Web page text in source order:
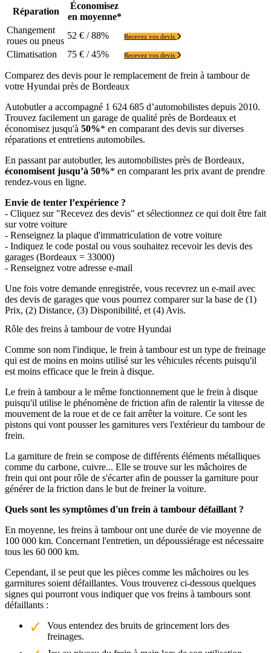
Réparation
Économisez
en moyenne*
Changement
roues ou pneus
52 € / 88% Recevez vos devis
Climatisation 75 € / 45% Recevez vos devis
Comparez des devis pour le remplacement de frein à tambour de
votre Hyundai près de Bordeaux
Autobutler a accompagné 1 624 685 d’automobilistes depuis 2010.
Trouvez facilement un garage de qualité près de Bordeaux et
économisez jusqu'à 50%* en comparant des devis sur diverses
réparations et entretiens automobiles.
En passant par autobutler, les automobilistes près de Bordeaux,
économisent jusqu’à 50%* en comparant les prix avant de prendre
rendez-vous en ligne.
Envie de tenter l’expérience ?
- Cliquez sur "Recevez des devis" et sélectionnez ce qui doit être fait
sur votre voiture
- Renseignez la plaque d'immatriculation de votre voiture
- Indiquez le code postal ou vous souhaitez recevoir les devis des
garages (Bordeaux = 33000)
- Renseignez votre adresse e-mail
Une fois votre demande enregistrée, vous recevrez un e-mail avec
des devis de garages que vous pourrez comparer sur la base de (1)
Prix, (2) Distance, (3) Disponibilité, et (4) Avis.
Rôle des freins à tambour de votre Hyundai
Comme son nom l'indique, le frein à tambour est un type de freinage
qui est de moins en moins utilisé sur les véhicules récents puisqu'il
est moins efficace que le frein à disque.
Le frein à tambour a le même fonctionnement que le frein à disque
puisqu'il utilise le phénomène de friction afin de ralentir la vitesse de
mouvement de la roue et de ce fait arrêter la voiture. Ce sont les
pistons qui vont pousser les garnitures vers l'extérieur du tambour de
frein.
La garniture de frein se compose de différents éléments métalliques
comme du carbone, cuivre... Elle se trouve sur les mâchoires de
frein qui ont pour rôle de s'écarter afin de pousser la garniture pour
générer de la friction dans le but de freiner la voiture.
Quels sont les symptômes d'un frein à tambour défaillant ?
En moyenne, les freins à tambour ont une durée de vie moyenne de
100 000 km. Concernant l'entretien, un dépoussiérage est nécessaire
tous les 60 000 km.
Cependant, il se peut que les pièces comme les mâchoires ou les
garrnitures soient défaillantes. Vous trouverez ci-dessous quelques
signes qui pourront vous indiquer que vos freins à tambours sont
défaillants :
Vous entendez des bruits de grincement lors des
freinages.